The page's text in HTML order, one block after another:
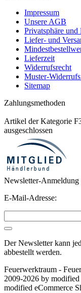
Impressum
Unsere AGB
Privatsphäre und
Liefer- und
Lieferzeit
Widerrufsrecht
Muster-
Sitemap
Zahlungsmethoden
Artikel der Kategorie
ausgeschlossen
Newsletter-Anmeldung
E-Mail-Adresse:
Der Newsletter kann
abbestellt werden.
Feuerwerktraum -
2009-2026 by modified
modified eCommerce